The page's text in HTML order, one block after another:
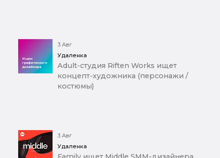
3 Авг
Удаленка
Adult-студия Riften Works ищет
концепт-художника (персонажи /
костюмы)
3 Авг
Удаленка